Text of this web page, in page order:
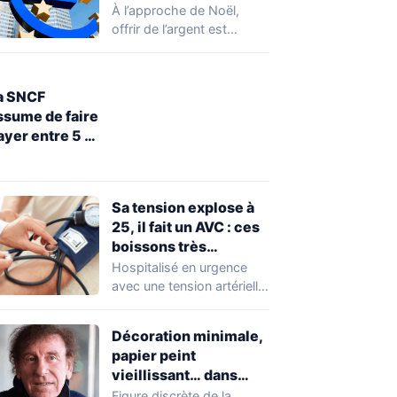
pourquoi vous ne
pourrez pas faire de
À l’approche de Noël,
offrir de l’argent est
SNCF
de faire
entre 5 et
perdus
le train
Sa tension explose à
25, il fait un AVC : ces
boissons très
consommées
inquiètent les
Hospitalisé en urgence
avec une tension artérielle
d’années…
Décoration minimale,
papier peint
vieillissant… dans